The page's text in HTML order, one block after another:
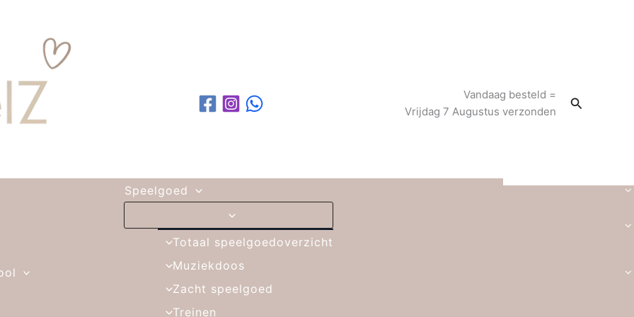
Vandaag besteld =
Vrijdag 7 Augustus verzonden
Zoeken
Speelgoed
Totaal speelgoedoverzicht
Muziekdoos
Zacht speelgoed
Treinen